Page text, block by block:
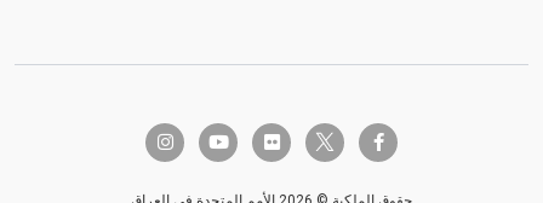
facebook-f
twitter-x
flickr
youtube
instagram